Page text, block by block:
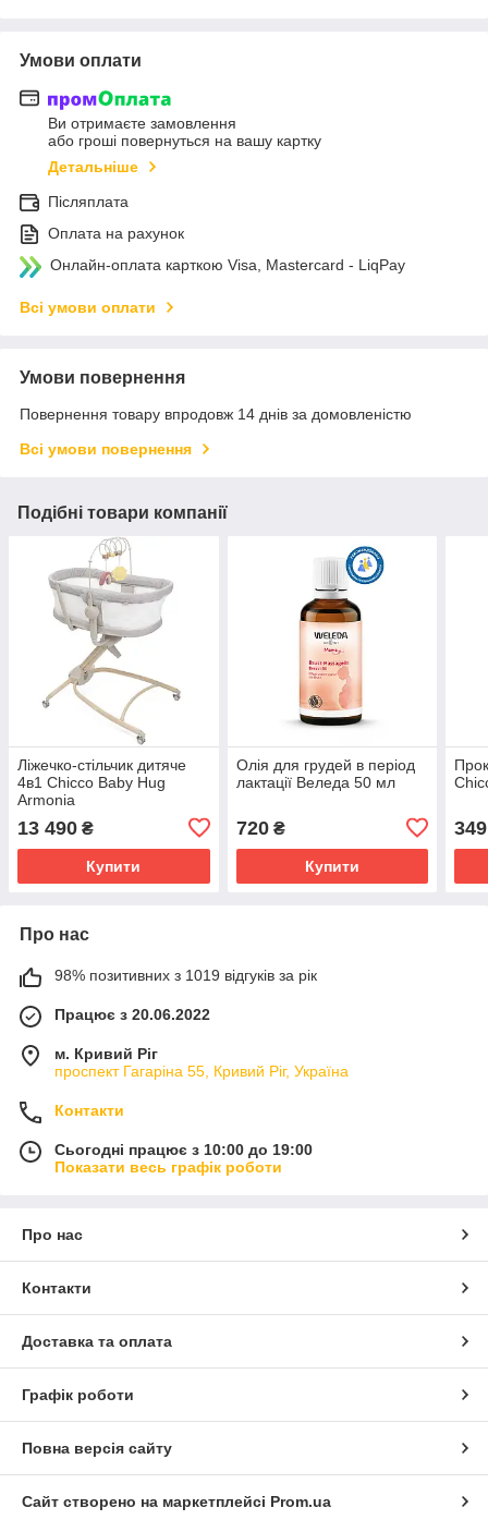
Умови оплати
Ви отримаєте замовлення
або гроші повернуться на вашу картку
Детальніше
Післяплата
Оплата на рахунок
Онлайн-оплата карткою Visa, Mastercard - LiqPay
Всі умови оплати
Умови повернення
Повернення товару впродовж 14 днів за домовленістю
Всі умови повернення
Подібні товари компанії
Ліжечко-стільчик дитяче
4в1 Chicco Baby Hug
Armonia
13 490 ₴
Купити
Олія для грудей в період
лактації Веледа 50 мл
720₴
Купити
349
Про нас
98% позитивних з 1019 відгуків за рік
Працює з 20.06.2022
м. Кривий Ріг
проспект Гагаріна 55, Кривий Ріг, Україна
Контакти
Сьогодні працює з 10:00 до 19:00
Показати весь графік роботи
Про нас
Контакти
Доставка та оплата
Графік роботи
Повна версія сайту
Сайт створено на маркетплейсі Prom.ua